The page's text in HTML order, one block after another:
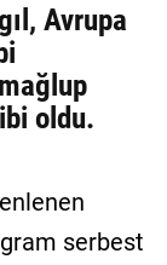
Avrupa
oldu.
serbest